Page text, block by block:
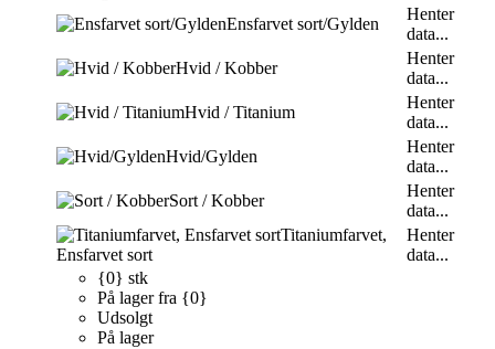
Ensfarvet sort/Gylden
Henter
data...
Hvid / Kobber
Henter
data...
Hvid / Titanium
Henter
data...
Hvid/Gylden
Henter
data...
Sort / Kobber
Henter
data...
Titaniumfarvet,
Ensfarvet sort
Henter
data...
{0} stk
På lager fra {0}
Udsolgt
På lager